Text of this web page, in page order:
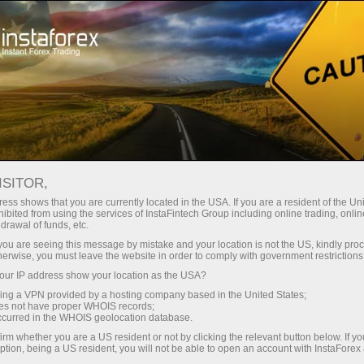
da conta Plataforma de negociação
Iniciantes Para Investidores Para Parceiros
EURJPY.FX
182.523 (%)
07 Aug 2026 20:59
- 8 August 2026 1 year
Data not found
shows that you are currently located in the USA. If you are a resident of the
from using the services of InstaFintech Group including online trading,
of funds, etc.
are seeing this message by mistake and your location is not the US, kindly
you must leave the website in order to comply with government
IP address show your location as the USA?
a VPN provided by a hosting company based in the United States;
not have proper WHOIS records;
in the WHOIS geolocation database.
whether you are a US resident or not by clicking the relevant button below. If
being a US resident, you will not be able to open an account with InstaForex